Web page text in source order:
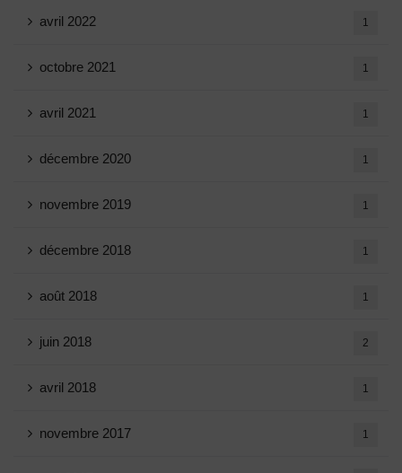
avril 2022 1
octobre 2021 1
avril 2021 1
décembre 2020 1
novembre 2019 1
décembre 2018 1
août 2018 1
juin 2018 2
avril 2018 1
novembre 2017 1